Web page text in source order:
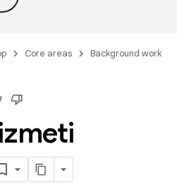
Core areas
Background work